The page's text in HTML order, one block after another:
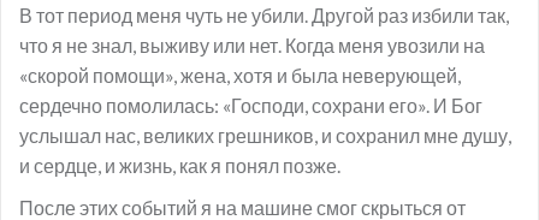
В тот период меня чуть не убили. Другой раз избили так,
что я не знал, выживу или нет. Когда меня увозили на
«скорой помощи», жена, хотя и была неверующей,
сердечно помолилась: «Господи, сохрани его». И Бог
услышал нас, великих грешников, и сохранил мне душу,
и сердце, и жизнь, как я понял позже.
После этих событий я на машине смог скрыться от